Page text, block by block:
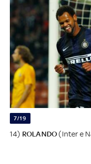
7/19
14) ROLANDO(Inter e